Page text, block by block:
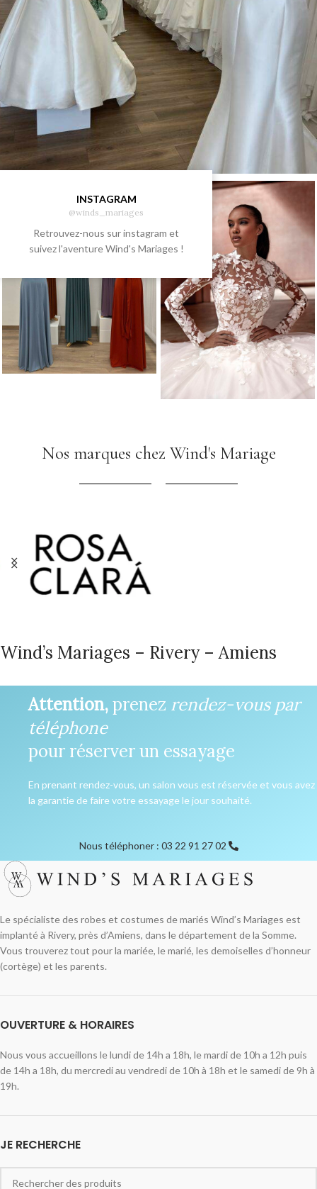
INSTAGRAM
@winds_mariages
Retrouvez-nous sur instagram et
suivez l'aventure Wind's Mariages !
Nos marques chez Wind's Mariage
Wind’s Mariages – Rivery – Amiens
Attention,prenez rendez-vous par
téléphone
pour réserver un essayage
En prenant rendez-vous, un salon vous est réservée et vous avez
la garantie de faire votre essayage le jour souhaité.
Nous téléphoner : 03 22 91 27 02
Le spécialiste des robes et costumes de mariés Wind’s Mariages est
implanté à Rivery, près d’Amiens, dans le département de la Somme.
Vous trouverez tout pour la mariée, le marié, les demoiselles d’honneur
(cortège) et les parents.
OUVERTURE & HORAIRES
Nous vous accueillons le lundi de 14h a 18h, le mardi de 10h a 12h puis
de 14h a 18h, du mercredi au vendredi de 10h à 18h et le samedi de 9h à
19h.
JE RECHERCHE